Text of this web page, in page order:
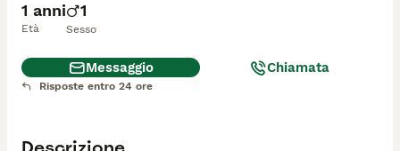
1 anni
Età
1
Sesso
Messaggio Chiamata
Risposte entro 24 ore